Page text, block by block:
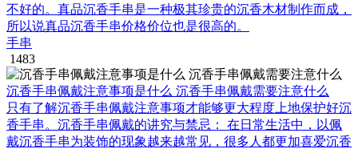
不好的。真品沉香手串是一种极其珍贵的沉香木材制作而成，
所以说真品沉香手串价格价位也是很高的。
手串
1483
沉香手串佩戴注意事项是什么 沉香手串佩戴需要注意什么
只有了解沉香手串佩戴注意事项才能够更大程度上地保护好沉
香手串。沉香手串佩戴的讲究与禁忌： 在日常生活中，以佩
戴沉香手串为装饰的现象越来越常见，很多人都更加喜爱沉香